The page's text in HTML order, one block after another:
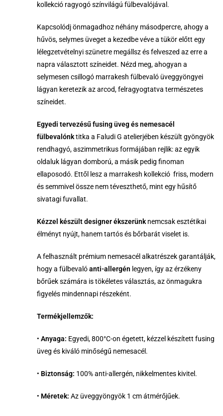
kollekció ragyogó színvilágú fülbevalójával.
Kapcsolódj önmagadhoz néhány másodpercre, ahogy a
hűvös, selymes üveget a kezedbe véve a tükör előtt egy
lélegzetvételnyi szünetre megállsz és felveszed az erre a
napra választott színeidet. Nézd meg, ahogyan a
selymesen csillogó marrakesh fülbevaló üveggyöngyei
lágyan keretezik az arcod, felragyogtatva természetes
színeidet.
Egyedi tervezésű fusing üveg és nemesacél
fülbevalónktitka a Faludi G atelierjében készült gyöngyök
rendhagyó, aszimmetrikus formájában rejlik: az egyik
oldaluk lágyan domború, a másik pedig finoman
ellaposodó. Ettől lesz a marrakesh kollekció friss, modern
és semmivel össze nem téveszthető, mint egy hűsítő
sivatagi fuvallat.
Kézzel készült designer ékszerünk nemcsak esztétikai
élményt nyújt, hanem tartós és bőrbarát viselet is.
A felhasznált prémium nemesacél alkatrészek garantálják,
hogy a fülbevalóanti-allergén legyen, így az érzékeny
bőrűek számára is tökéletes választás, az önmagukra
figyelés mindennapi részeként.
Termékjellemzők:
•Anyaga: Egyedi, 800°C-on égetett, kézzel készített fusing
üveg és kiváló minőségű nemesacél.
• Biztonság: 100% anti-allergén, nikkelmentes kivitel.
• Méretek: Az üveggyöngyök 1 cm átmérőjűek.